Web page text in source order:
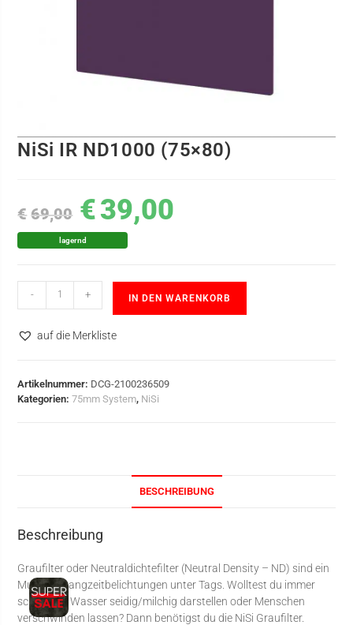
NiSi IR ND1000 (75×80)
€ 69,00 €39,00
lagernd
- + IN DEN WARENKORB
auf die Merkliste
Artikelnummer: DCG-2100236509
Kategorien:75mm System, NiSi
BESCHREIBUNG
Beschreibung
Graufilter oder Neutraldichtefilter (Neutral Density – ND) sind ein
Muss für Langzeitbelichtungen unter Tags. Wolltest du immer
schon mal Wasser seidig/milchig darstellen oder Menschen
verschwinden lassen? Dann benötigst du die NiSi Graufilter.